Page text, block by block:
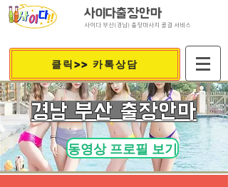
사이다출장안마
사이다 부산(경남) 출장마사지 콜걸 서비스
클릭>> 카톡상담
​경남 부산 출장안마
동영상 프로필 보기